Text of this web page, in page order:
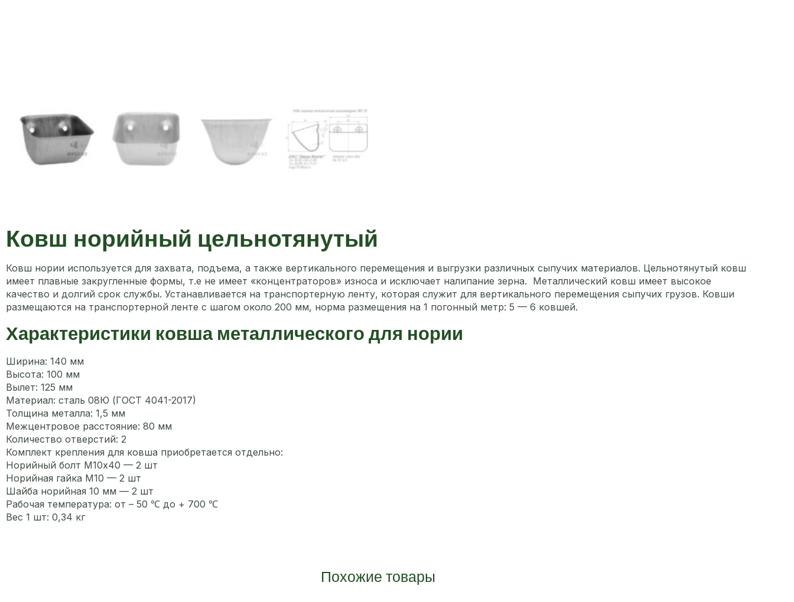
Ковш норийный цельнотянутый
Ковш нории используется для захвата, подъема, а также вертикального перемещения и выгрузки различных сыпучих материалов. Цельнотянутый ковш
имеет плавные закругленные формы, т.е не имеет «концентраторов» износа и исключает налипание зерна. Металлический ковш имеет высокое
качество и долгий срок службы. Устанавливается на транспортерную ленту, которая служит для вертикального перемещения сыпучих грузов. Ковши
размещаются на транспортерной ленте с шагом около 200 мм, норма размещения на 1 погонный метр: 5 — 6 ковшей.
Характеристики ковша металлического для нории
Ширина: 140 мм
Высота: 100 мм
Вылет: 125 мм
Материал: сталь 08Ю (ГОСТ 4041-2017)
Толщина металла: 1,5 мм
Межцентровое расстояние: 80 мм
Количество отверстий: 2
Комплект крепления для ковша приобретается отдельно:
Норийный болт М10х40 — 2 шт
Норийная гайка М10 — 2 шт
Шайба норийная 10 мм — 2 шт
Рабочая температура: от – 50 ℃ до + 700 ℃
Вес 1 шт: 0,34 кг
Похожие товары